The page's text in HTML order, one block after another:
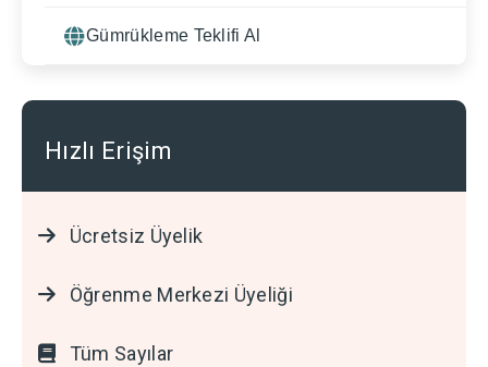
Gümrükleme Teklifi Al
Hızlı Erişim
Ücretsiz Üyelik
Öğrenme Merkezi Üyeliği
Tüm Sayılar